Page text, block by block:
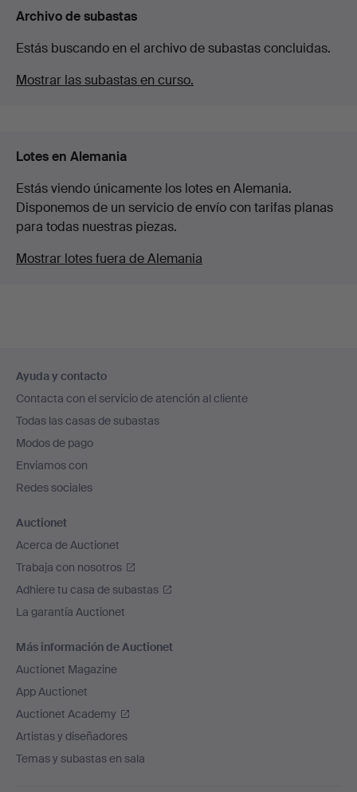
Archivo de subastas
Estás buscando en el archivo de subastas concluidas.
Mostrar las subastas en curso.
Lotes en Alemania
Estás viendo únicamente los lotes en Alemania.
Disponemos de un servicio de envío con tarifas planas
para todas nuestras piezas.
Mostrar lotes fuera de Alemania
en
el
pie
de
página
Ayuda y contacto
Contacta con el servicio de atención al cliente
Todas las casas de subastas
Modos de pago
Enviamos con
Redes sociales
Auctionet
Acerca de Auctionet
Trabaja con nosotros
Adhiere tu casa de subastas
La garantía Auctionet
Más información de Auctionet
Auctionet Magazine
App Auctionet
Auctionet Academy
Artistas y diseñadores
Temas y subastas en sala